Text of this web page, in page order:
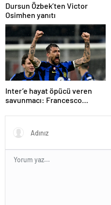
Dursun Özbek’ten Victor
Osimhen yanıtı
Inter’e hayat öpücü veren
savunmacı: Francesco